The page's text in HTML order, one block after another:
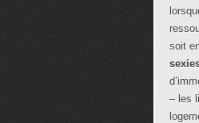
soit
– les